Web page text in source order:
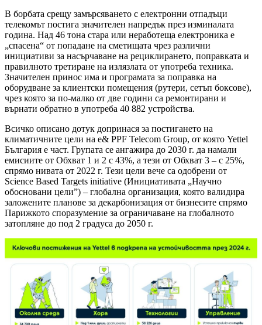
В борбата срещу замърсяването с електронни отпадъци
телекомът постига значителен напредък през изминалата
година. Над 46 тона стара или неработеща електроника е
„спасена“ от попадане на сметищата чрез различни
инициативи за насърчаване на рециклирането, поправката и
правилното третиране на излязлата от употреба техника.
Значителен принос има и програмата за поправка на
оборудване за клиентски помещения (рутери, сетъп боксове),
чрез която за по-малко от две години са ремонтирани и
върнати обратно в употреба 40 882 устройства.
Всичко описано дотук допринася за постигането на
климатичните цели на e& PPF Telecom Group, от която Yettel
България е част. Групата се ангажира до 2030 г. да намали
емисиите от Обхват 1 и 2 с 43%, а тези от Обхват 3 – с 25%,
спрямо нивата от 2022 г. Тези цели вече са одобрени от
Science Based Targets initiative (Инициативата „Научно
обосновани цели”) – глобална организация, която валидира
заложените планове за декарбонизация от бизнесите спрямо
Парижкото споразумение за ограничаване на глобалното
затопляне до под 2 градуса до 2050 г.